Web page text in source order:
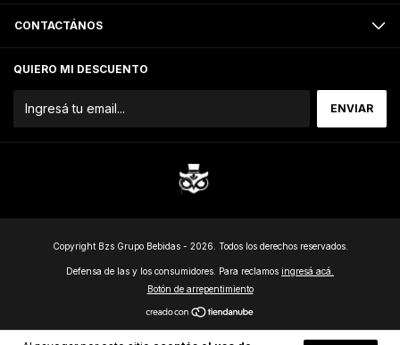
CONTACTÁNOS
QUIERO MI DESCUENTO
Copyright Bzs Grupo Bebidas - 2026. Todos los derechos reservados.
Defensa de las y los consumidores. Para reclamos ingresá acá.
Botón de arrepentimiento